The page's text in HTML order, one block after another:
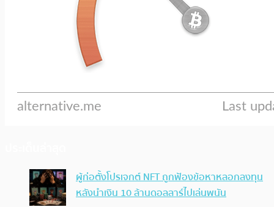
ผู้ก่อตั้งโปรเจกต์ NFT ถูกฟ้องข้อหาหลอกลงทุน
หลังนำเงิน 10 ล้านดอลลาร์ไปเล่นพนัน